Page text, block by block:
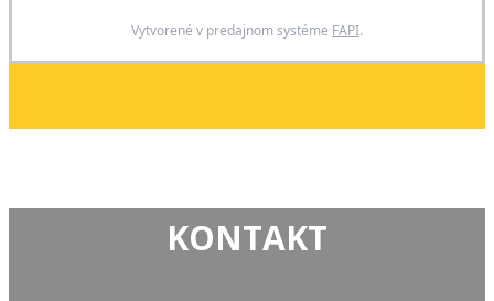
Vytvorené v predajnom systéme FAPI.
KONTAKT